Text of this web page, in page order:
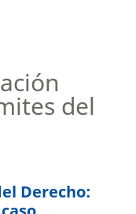
del
Derecho: